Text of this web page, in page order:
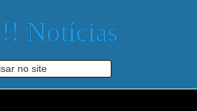
Notícias
no site